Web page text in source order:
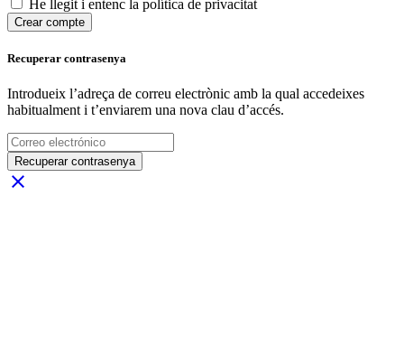
He llegit i entenc la política de privacitat
Crear compte
Recuperar contrasenya
Introdueix l’adreça de correu electrònic amb la qual accedeixes
habitualment i t’enviarem una nova clau d’accés.
Recuperar contrasenya
close